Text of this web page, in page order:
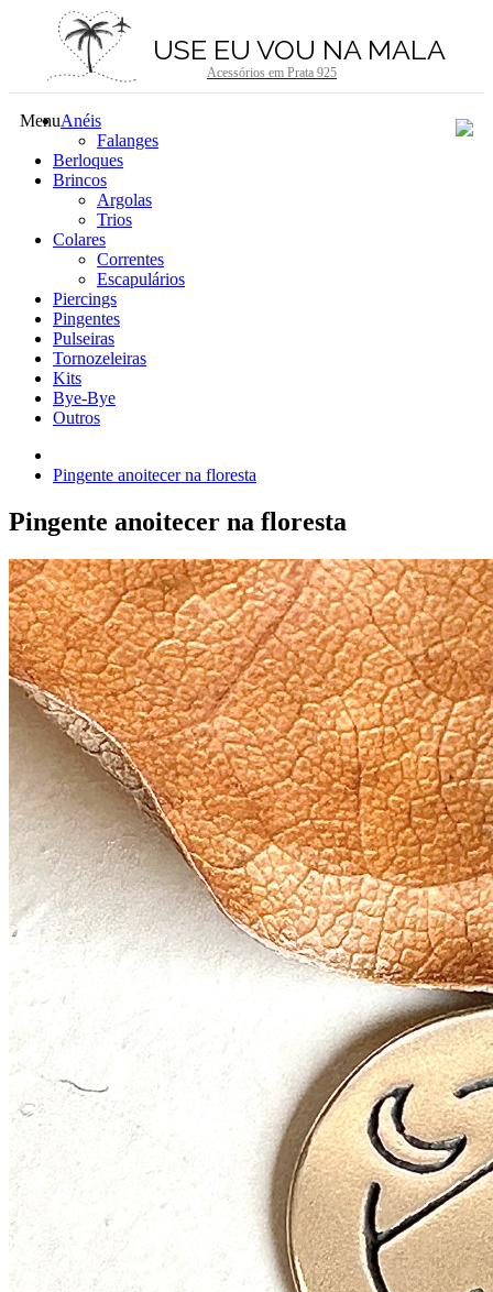
USE EU VOU NA MALA
Acessórios em Prata 925
MenuAnéis
Falanges
Berloques
Brincos
Argolas
Trios
Colares
Correntes
Escapulários
Piercings
Pingentes
Pulseiras
Tornozeleiras
Kits
Bye-Bye
Outros
Pingente anoitecer na floresta
Pingente anoitecer na floresta